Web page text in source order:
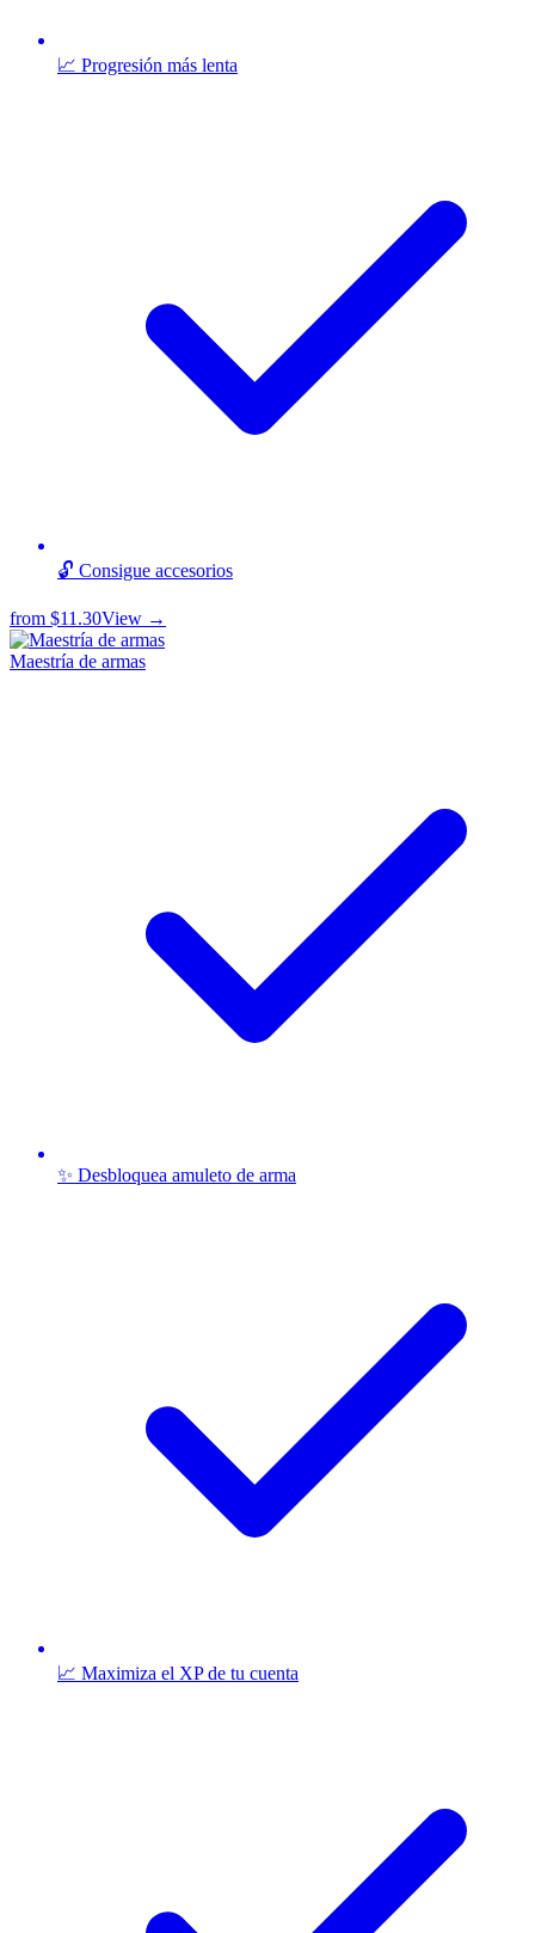
📈 Progresión más lenta
🔓 Consigue accesorios
from $11.30View →
Maestría de armas
✨ Desbloquea amuleto de arma
📈 Maximiza el XP de tu cuenta